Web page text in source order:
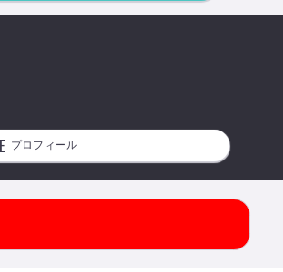
プロフィール